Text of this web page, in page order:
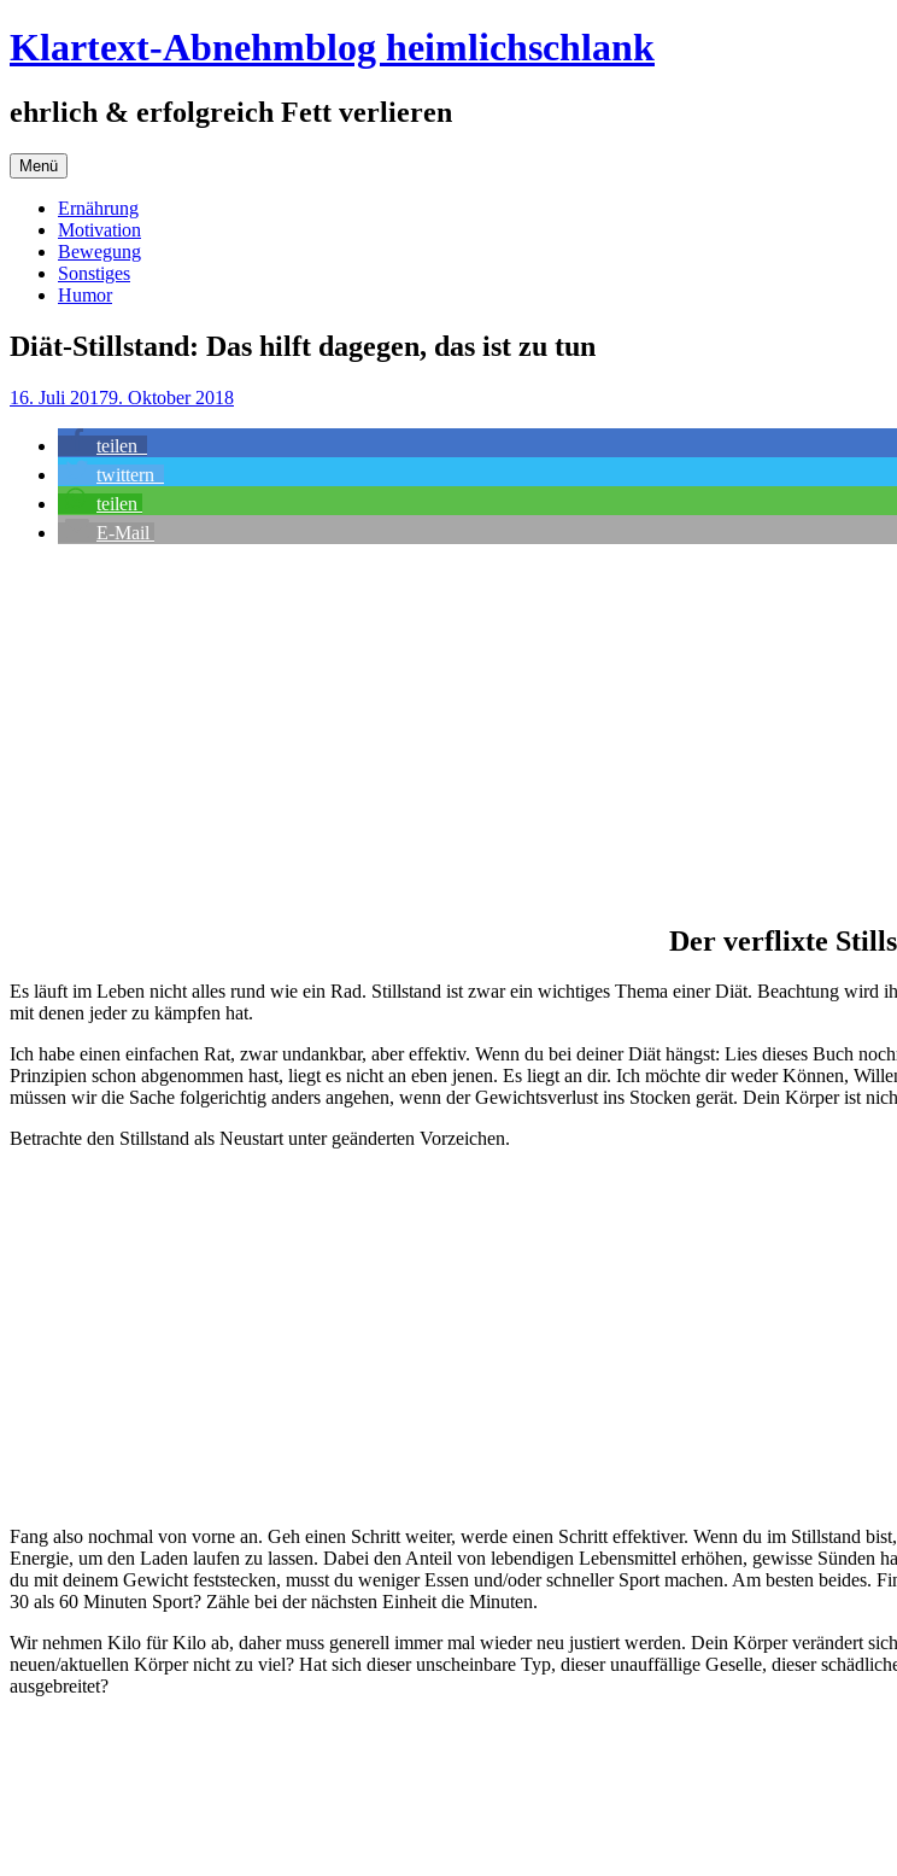
Springe
zum
Klartext-Abnehmblog heimlichschlank
ehrlich & erfolgreich Fett verlieren
Menü
Ernährung
Motivation
Bewegung
Sonstiges
Humor
Diät-Stillstand: Das hilft dagegen, das ist zu tun
16. Juli 20179. Oktober 2018
teilen
twittern
teilen
E-Mail
Der verflixte
Es läuft im Leben nicht alles rund wie ein Rad. Stillstand ist zwar ein wichtiges Thema einer Diät. Beachtung wird
mit denen jeder zu kämpfen hat.
Ich habe einen einfachen Rat, zwar undankbar, aber effektiv. Wenn du bei deiner Diät hängst: Lies dieses Buch
Prinzipien schon abgenommen hast, liegt es nicht an eben jenen. Es liegt an dir. Ich möchte dir weder Können,
müssen wir die Sache folgerichtig anders angehen, wenn der Gewichtsverlust ins Stocken gerät. Dein Körper ist
Betrachte den Stillstand als Neustart unter geänderten Vorzeichen.
Fang also nochmal von vorne an. Geh einen Schritt weiter, werde einen Schritt effektiver. Wenn du im Stillstand
Energie, um den Laden laufen zu lassen. Dabei den Anteil von lebendigen Lebensmittel erhöhen, gewisse Sünden
du mit deinem Gewicht feststecken, musst du weniger Essen und/oder schneller Sport machen. Am besten beides.
30 als 60 Minuten Sport? Zähle bei der nächsten Einheit die Minuten.
Wir nehmen Kilo für Kilo ab, daher muss generell immer mal wieder neu justiert werden. Dein Körper verändert
neuen/aktuellen Körper nicht zu viel? Hat sich dieser unscheinbare Typ, dieser unauffällige Geselle, dieser
ausgebreitet?